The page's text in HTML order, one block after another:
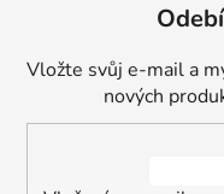
Vložte svůj e-mail a
nových